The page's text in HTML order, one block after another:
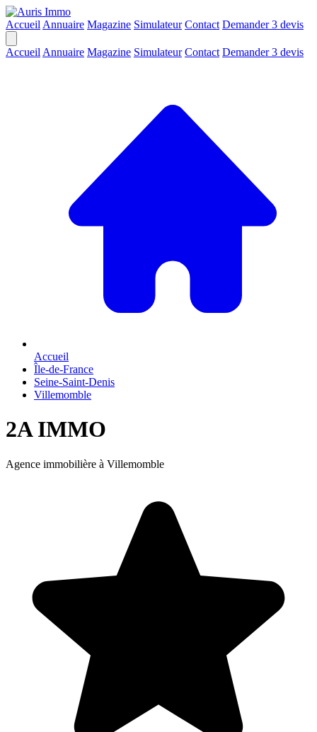
Accueil Annuaire Magazine Simulateur Contact Demander 3 devis
Accueil Annuaire Magazine Simulateur Contact Demander 3 devis
Accueil
Île-de-France
Seine-Saint-Denis
Villemomble
2A IMMO
Agence immobilière à Villemomble